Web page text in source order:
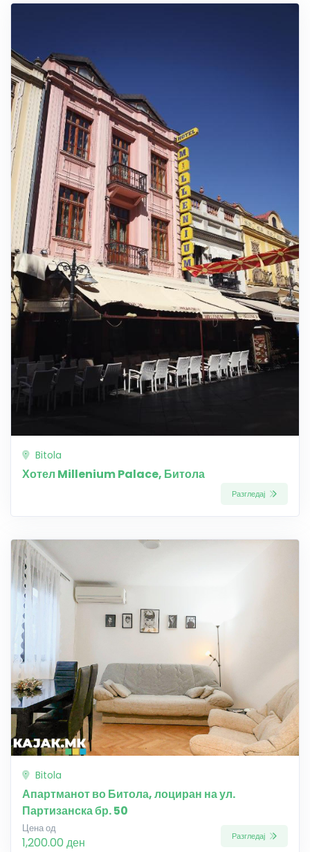
Bitola
Хотел Millenium Palace, Битола
Разгледај
Bitola
Апартманот во Битола, лоциран на ул.
Партизанска бр. 50
Цена од
1,200.00 ден Разгледај